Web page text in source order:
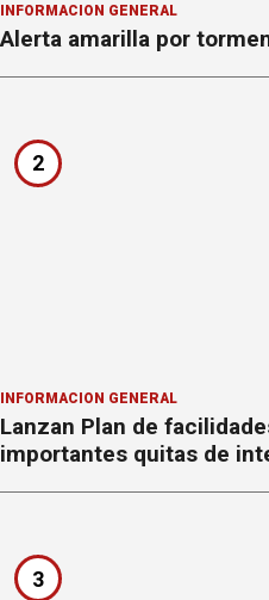
INFORMACION GENERAL
Alerta amarilla por
2
INFORMACION GENERAL
Lanzan Plan de
importantes quitas de
3